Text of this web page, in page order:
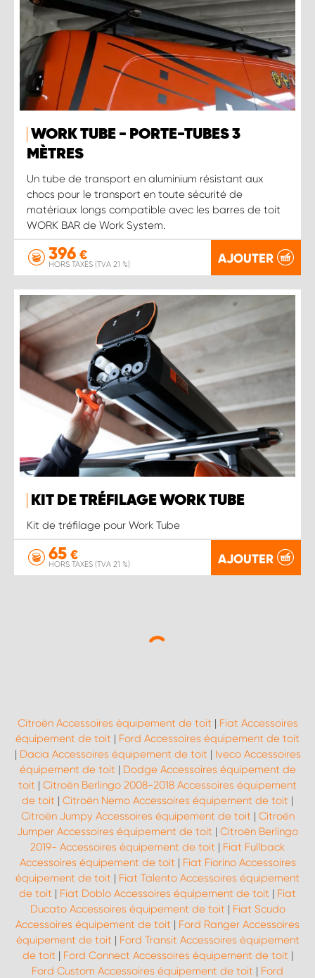
WORK TUBE - PORTE-TUBES 3
MÈTRES
Un tube de transport en aluminium résistant aux
chocs pour le transport en toute sécurité de
matériaux longs compatible avec les barres de toit
WORK BAR de Work System.
396 €
HORS TAXES (TVA 21 %) AJOUTER
KIT DE TRÉFILAGE WORK TUBE
Kit de tréfilage pour Work Tube
65 €
HORS TAXES (TVA 21 %) AJOUTER
Citroën Accessoires équipement de toit | Fiat Accessoires
équipement de toit | Ford Accessoires équipement de toit
| Dacia Accessoires équipement de toit | Iveco Accessoires
équipement de toit | Dodge Accessoires équipement de
toit | Citroën Berlingo 2008-2018 Accessoires équipement
de toit | Citroën Nemo Accessoires équipement de toit |
Citroën Jumpy Accessoires équipement de toit | Citroën
Jumper Accessoires équipement de toit | Citroën Berlingo
2019- Accessoires équipement de toit | Fiat Fullback
Accessoires équipement de toit | Fiat Fiorino Accessoires
équipement de toit | Fiat Talento Accessoires équipement
de toit | Fiat Doblo Accessoires équipement de toit | Fiat
Ducato Accessoires équipement de toit | Fiat Scudo
Accessoires équipement de toit | Ford Ranger Accessoires
équipement de toit | Ford Transit Accessoires équipement
de toit | Ford Connect Accessoires équipement de toit |
Ford Custom Accessoires équipement de toit | Ford